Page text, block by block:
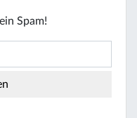
Spam!